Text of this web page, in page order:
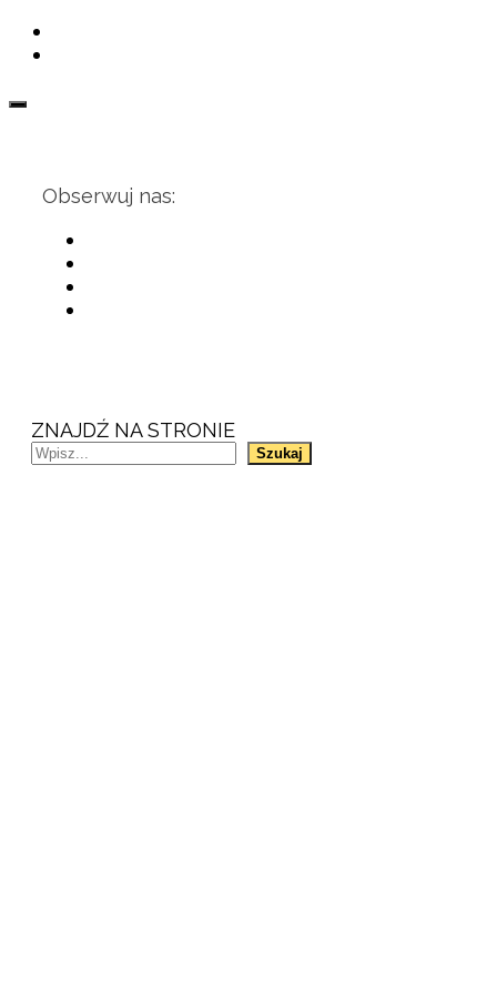
Obserwuj nas:
ZNAJDŹ NA STRONIE
Szukaj